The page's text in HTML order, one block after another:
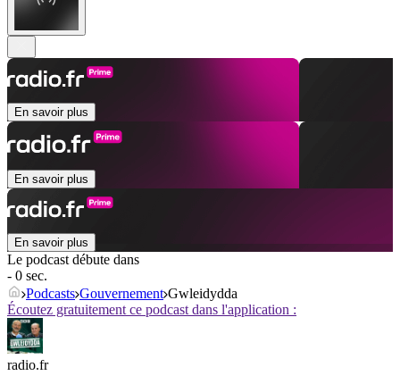
En savoir plus
En savoir plus
En savoir plus
Le podcast débute dans
- 0 sec.
Podcasts Gouvernement Gwleidydda
Écoutez gratuitement ce podcast dans l'application :
radio.fr